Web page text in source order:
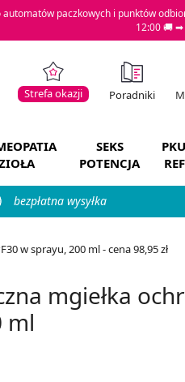
paczkowych i punktów
12:00 🚚 ➡
Strefa okazji Poradniki
SEKS
POTENCJA
bezpłatna wysyłka
w sprayu, 200 ml - cena 98,95 zł
mgiełka
ml